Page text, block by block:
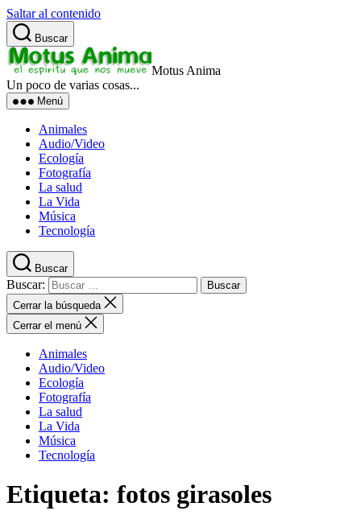
Saltar al contenido
Buscar
Motus Anima
Un poco de varias cosas...
Menú
Animales
Audio/Video
Ecología
Fotografía
La salud
La Vida
Música
Tecnología
Buscar
Buscar:
Cerrar la búsqueda
Cerrar el menú
Animales
Audio/Video
Ecología
Fotografía
La salud
La Vida
Música
Tecnología
Etiqueta: fotos girasoles